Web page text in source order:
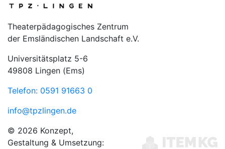
Theaterpädagogisches Zentrum
der Emsländischen Landschaft e.V.
Universitätsplatz 5-6
49808 Lingen (Ems)
Telefon: 0591 91663 0
info@tpzlingen.de
© 2026 Konzept,
Gestaltung & Umsetzung: